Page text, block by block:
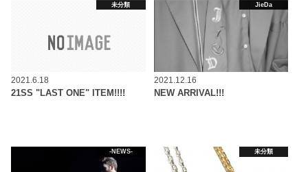
未分類
2021.6.18
21SS "LAST ONE" ITEM!!!!
JieDa
2021.12.16
NEW ARRIVAL!!!
-NEWS- 未分類